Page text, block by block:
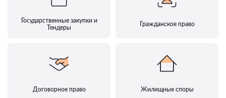
Государственные закупки и
Тендеры
Гражданское право
Договорное право Жилищные споры